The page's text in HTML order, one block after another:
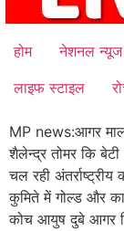
होम नेशनल न्यूज
लाइफ स्टाइल
MP news:आगर
शैलेन्द्र तोमर कि बेटी
चल रही अंतर्राष्ट्रीय
कुमिते में गोल्ड और
कोच आयुष दुबे आगर